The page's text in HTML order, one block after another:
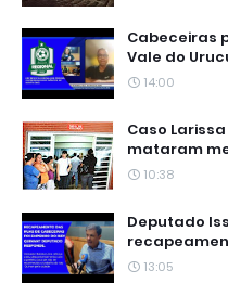
Cabeceiras
Vale do
14:00
Caso
mataram
10:38
Deputado
13:05